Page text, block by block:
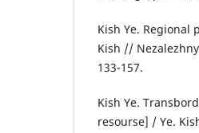
Kish Ye. Regional
Kish //
133-157.
Kish Ye.
resourse] / Ye.